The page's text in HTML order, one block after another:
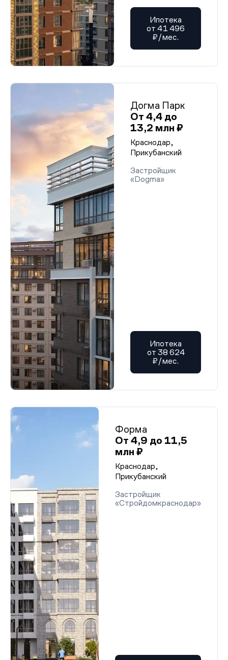
Ипотека
от 41 496
₽/мес.
Догма Парк
От 4,4 до
13,2 млн ₽
Краснодар,
Прикубанский
Застройщик
«Dogma»
Ипотека
от 38 624
₽/мес.
Форма
От 4,9 до 11,5
млн ₽
Краснодар,
Прикубанский
Застройщик
«Стройдомкраснодар»